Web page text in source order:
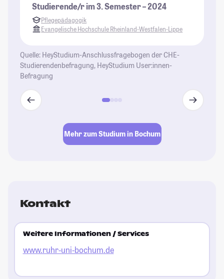
Studierende/r im 3. Semester – 2024
Pflegepädagogik
Evangelische Hochschule Rheinland-Westfalen-Lippe
Quelle: HeyStudium-Anschlussfragebogen der CHE-
Studierendenbefragung, HeyStudium User:innen-
Befragung
Mehr zum Studium in Bochum
Kontakt
Weitere Informationen / Services
www.ruhr-uni-bochum.de